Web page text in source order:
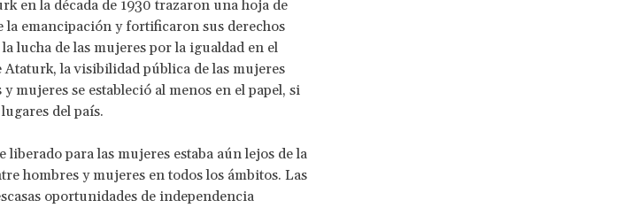
en la década de 1930 trazaron una hoja de
la emancipación y fortificaron sus derechos
lucha de las mujeres por la igualdad en el
la visibilidad pública de las mujeres
mujeres se estableció al menos en el papel, si
del país.
para las mujeres estaba aún lejos de la
hombres y mujeres en todos los ámbitos. Las
oportunidades de independencia